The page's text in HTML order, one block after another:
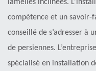
lamelles inclinées.
compétence et un
conseillé de s’adresser à
de persiennes.
spécialisé en installation